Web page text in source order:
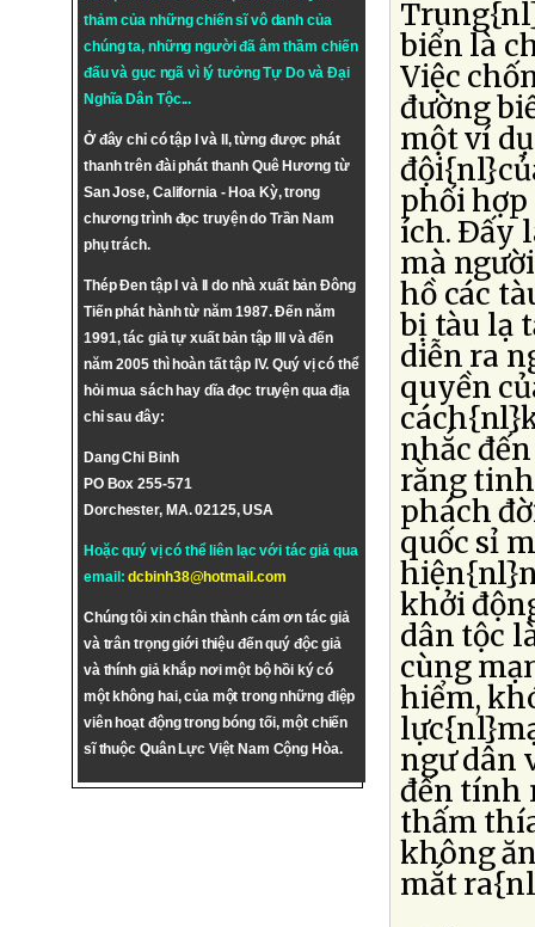
thảm của những chiến sĩ vô danh của
chúng ta, những người đã âm thầm chiến
đấu và gục ngã vì lý tưởngTự DovàĐại
Nghĩa Dân Tộc...
Ở đây chỉ có tập I và II, từng được phát
thanh trên đài phát thanh Quê Hương từ
San Jose, California - Hoa Kỳ, trong
chương trình đọc truyện do Trần Nam
phụ trách.
Thép Đen tập I và II do nhà xuất bản Đông
Tiến phát hành từ năm 1987. Đến năm
1991, tác giả tự xuất bản tập III và đến
năm 2005 thì hoàn tất tập IV. Quý vị có thể
hỏi mua sách hay dĩa đọc truyện qua địa
chỉ sau đây:
Dang Chi Binh
PO Box 255-571
Dorchester, MA. 02125, USA
Hoặc quý vị có thể liên lạc với tác giả qua
email:dcbinh38@hotmail.com
Chúng tôi xin chân thành cám ơn tác giả
và trân trọng giới thiệu đến quý độc giả
và thính giả khắp nơi một bộ hồi ký có
một không hai, của một trong những điệp
viên hoạt động trong bóng tối, một chiến
sĩ thuộc Quân Lực Việt Nam Cộng Hòa.
biển là
Việc
đường
một ví
phối
ích. Ðấy
mà
hồ các
bị tàu lạ
diễn ra
quyền
nhắc
rằng
phách
quốc sỉ
khởi
dân tộc
cùng
hiểm,
ngư dân
đến tính
thấm
không
mắt